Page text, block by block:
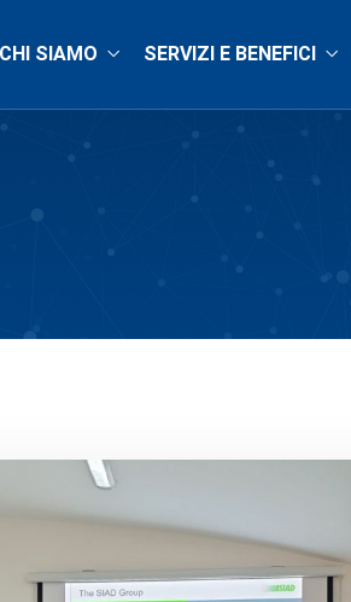
CHI SIAMO SERVIZI E BENEFICI